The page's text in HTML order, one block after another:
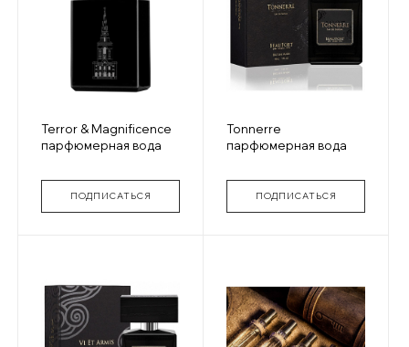
Terror & Magnificence
парфюмерная вода
ПОДПИСАТЬСЯ
Tonnerre
парфюмерная вода
ПОДПИСАТЬСЯ